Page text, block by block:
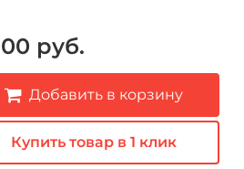
руб.
Добавить в корзину
Купить товар в 1 клик